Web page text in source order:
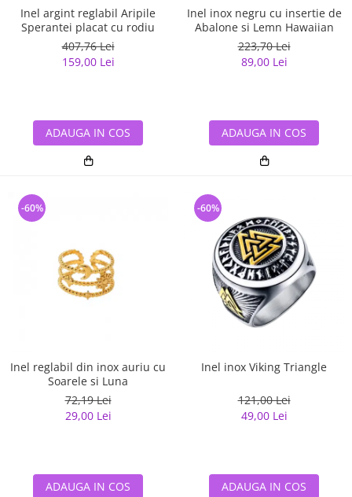
Inel argint reglabil Aripile
Sperantei placat cu rodiu
407,76 Lei
159,00 Lei
ADAUGA IN COS
Inel inox negru cu insertie de
Abalone si Lemn Hawaiian
223,70 Lei
89,00 Lei
ADAUGA IN COS
Inel reglabil din inox auriu cu
Soarele si Luna
72,19 Lei
29,00 Lei
-60%
ADAUGA IN COS
Inel inox Viking Triangle
121,00 Lei
49,00 Lei
-60%
ADAUGA IN COS